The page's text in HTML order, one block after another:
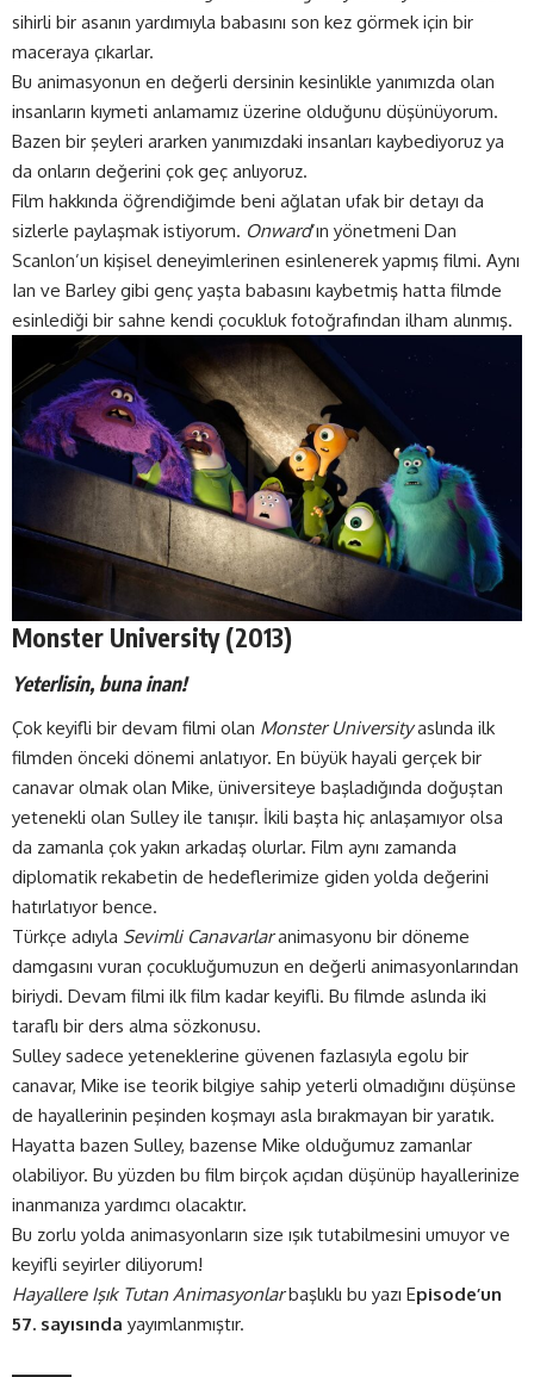
sihirli bir asanın yardımıyla babasını son kez görmek için bir
maceraya çıkarlar.
Bu animasyonun en değerli dersinin kesinlikle yanımızda olan
insanların kıymeti anlamamız üzerine olduğunu düşünüyorum.
Bazen bir şeyleri ararken yanımızdaki insanları kaybediyoruz ya
da onların değerini çok geç anlıyoruz.
Film hakkında öğrendiğimde beni ağlatan ufak bir detayı da
sizlerle paylaşmak istiyorum. Onward’ın yönetmeni Dan
Scanlon’un kişisel deneyimlerinen esinlenerek yapmış filmi. Aynı
Ian ve Barley gibi genç yaşta babasını kaybetmiş hatta filmde
esinlediği bir sahne kendi çocukluk fotoğrafından ilham alınmış.
Monster University (2013)
Yeterlisin, buna inan!
Çok keyifli bir devam filmi olan Monster Universityaslında ilk
filmden önceki dönemi anlatıyor. En büyük hayali gerçek bir
canavar olmak olan Mike, üniversiteye başladığında doğuştan
yetenekli olan Sulley ile tanışır. İkili başta hiç anlaşamıyor olsa
da zamanla çok yakın arkadaş olurlar. Film aynı zamanda
diplomatik rekabetin de hedeflerimize giden yolda değerini
hatırlatıyor bence.
Türkçe adıyla Sevimli Canavarlaranimasyonu bir döneme
damgasını vuran çocukluğumuzun en değerli animasyonlarından
biriydi. Devam filmi ilk film kadar keyifli. Bu filmde aslında iki
taraflı bir ders alma sözkonusu.
Sulley sadece yeteneklerine güvenen fazlasıyla egolu bir
canavar, Mike ise teorik bilgiye sahip yeterli olmadığını düşünse
de hayallerinin peşinden koşmayı asla bırakmayan bir yaratık.
Hayatta bazen Sulley, bazense Mike olduğumuz zamanlar
olabiliyor. Bu yüzden bu film birçok açıdan düşünüp hayallerinize
inanmanıza yardımcı olacaktır.
Bu zorlu yolda animasyonların size ışık tutabilmesini umuyor ve
keyifli seyirler diliyorum!
Hayallere Işık Tutan Animasyonlarbaşlıklı bu yazı Episode’un
57. sayısında yayımlanmıştır.